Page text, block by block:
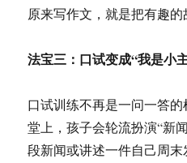
原来写作文，就是把有趣的
法宝三：口试变成“我是小
口试训练不再是一问一答的
堂上，孩子会轮流扮演“新
段新闻或讲述一件自己周